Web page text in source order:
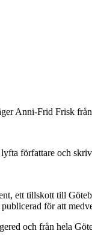
Anni-Frid Frisk
författare och
ett tillskott till
för att
och från hela